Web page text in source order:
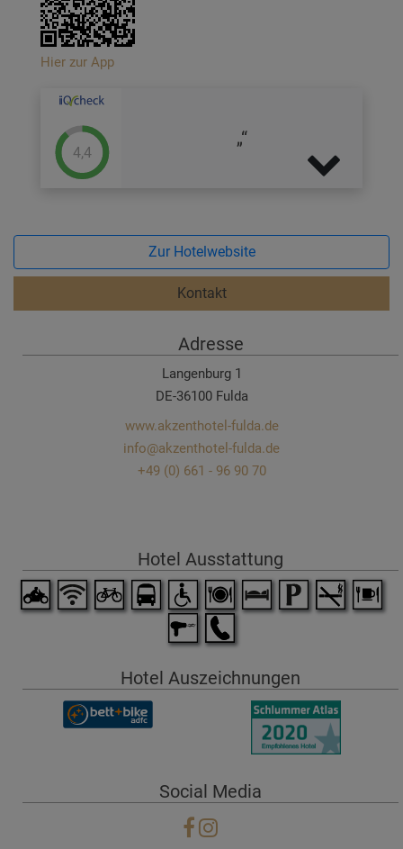
Hier zur App
4,4
Zur Hotelwebsite
Kontakt
Adresse
Langenburg 1
DE-36100 Fulda
www.akzenthotel-fulda.de
info@akzenthotel-fulda.de
+49 (0) 661 - 96 90 70
Hotel Ausstattung
Hotel Auszeichnungen
Social Media